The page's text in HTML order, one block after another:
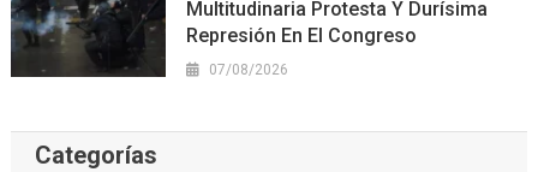
Multitudinaria Protesta Y Durísima
Represión En El Congreso
07/08/2026
Categorías